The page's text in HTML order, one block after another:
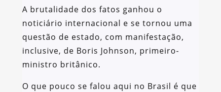
A brutalidade dos fatos ganhou o
noticiário internacional e se tornou uma
questão de estado, com manifestação,
inclusive, de Boris Johnson, primeiro-
ministro britânico.
O que pouco se falou aqui no Brasil é que